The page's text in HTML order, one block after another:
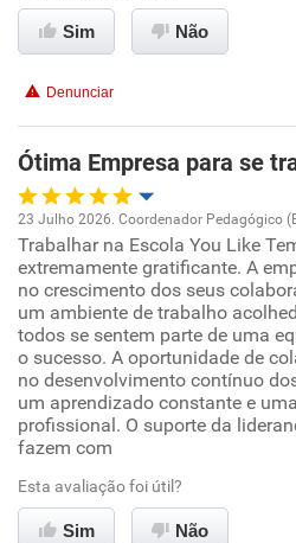
Conciliação com a vida familiar
Recomenda a diretoria
Sim Não
Denunciar
Ótima Empresa para se
Oportunidade de promoção
Ambiente de trabalho
Conciliação com a vida familiar
Benefícios
Recomenda esta empresa
Recomenda a diretoria
23 Julho 2026. Coordenador Pedagógico
Trabalhar na Escola You Like
extremamente gratificante. A
no crescimento dos seus
um ambiente de trabalho
todos se sentem parte de uma
o sucesso. A oportunidade de
no desenvolvimento contínuo
um aprendizado constante e
profissional. O suporte da
fazem com
Esta avaliação foi útil?
Sim Não